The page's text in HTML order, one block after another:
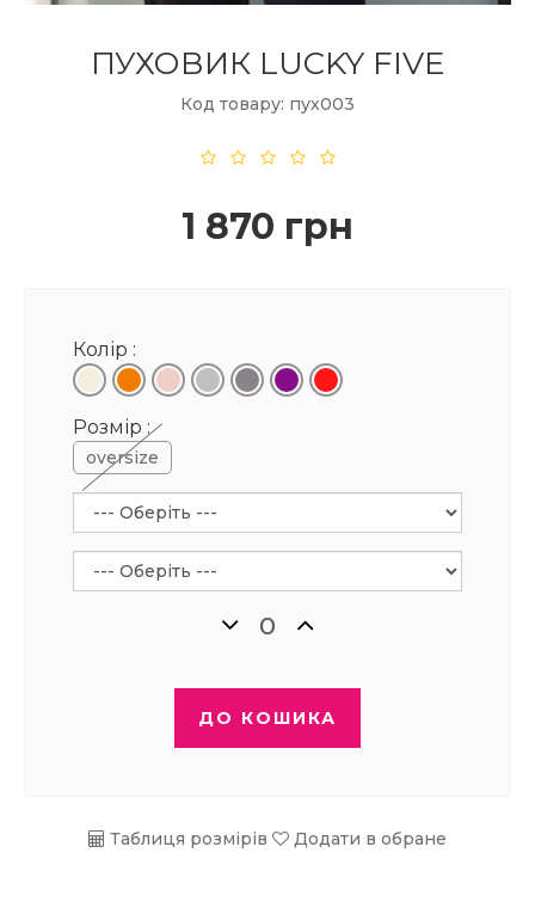
ПУХОВИК LUCKY FIVE
Код товару: пух003
1 870 грн
Колір :
Розмір :
oversize
ДО КОШИКА
Таблиця розмірів Додати в обране